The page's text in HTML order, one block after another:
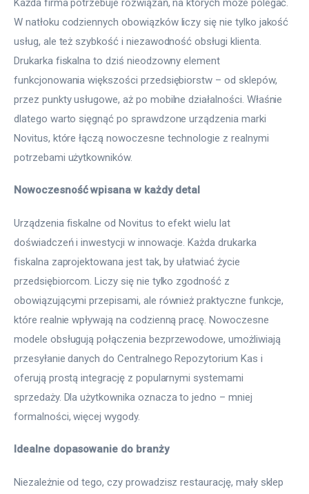
Każda firma potrzebuje rozwiązań, na których może polegać.
W natłoku codziennych obowiązków liczy się nie tylko jakość
usług, ale też szybkość i niezawodność obsługi klienta.
Drukarka fiskalna to dziś nieodzowny element
funkcjonowania większości przedsiębiorstw – od sklepów,
przez punkty usługowe, aż po mobilne działalności. Właśnie
dlatego warto sięgnąć po sprawdzone urządzenia marki
Novitus, które łączą nowoczesne technologie z realnymi
potrzebami użytkowników.
Nowoczesność wpisana w każdy detal
Urządzenia fiskalne od Novitus to efekt wielu lat
doświadczeń i inwestycji w innowacje. Każda drukarka
fiskalna zaprojektowana jest tak, by ułatwiać życie
przedsiębiorcom. Liczy się nie tylko zgodność z
obowiązującymi przepisami, ale również praktyczne funkcje,
które realnie wpływają na codzienną pracę. Nowoczesne
modele obsługują połączenia bezprzewodowe, umożliwiają
przesyłanie danych do Centralnego Repozytorium Kas i
oferują prostą integrację z popularnymi systemami
sprzedaży. Dla użytkownika oznacza to jedno – mniej
formalności, więcej wygody.
Idealne dopasowanie do branży
Niezależnie od tego, czy prowadzisz restaurację, mały sklep